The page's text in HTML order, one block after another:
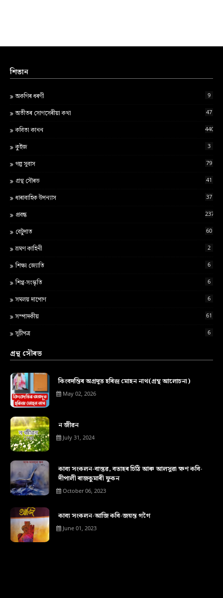
শিতান
অকণিৰ ধৰণী 9
অতীতৰ সোণসেৰীয়া কথা 47
কবিতা কানন 440
কুইজ 3
গল্প সুবাস 79
গ্ৰন্থ স‍ৌৰভ 41
ধাৰাবাহিক উপন্যাস 37
প্ৰবন্ধ 237
বেটুপাত 60
ভ্ৰমণ কাহিনী 2
শ‍িক্ষা জ্য‍োত‍ি 6
শিপ্প-সংস্কৃতি 6
সমলয় দাপোণ 6
সম্পাদকীয় 61
সূচীপত্ৰ 6
গ্ৰন্থ সৌৰভ
কিংবদন্তিৰ অগ্ৰদূত হৰিন্দ্ৰ মোহন নাথ(গ্ৰন্থ আলোচনা)
May 02, 2026
ন জীৱন
July 31, 2024
কাব্য সংকলন-বাস্তৱ, বতাহৰ চিঠি আৰু আলসুৱা ক্ষণ কবি-
দীপালী ৰাজকুমাৰী ফুকন
October 06, 2023
কাব্য সংকলন-আজি কবি-জয়ন্ত গগৈ
June 01, 2023